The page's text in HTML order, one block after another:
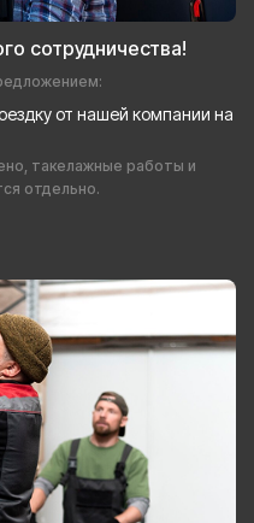
сотрудничества!
от нашей компании на
такелажные работы и
отдельно.